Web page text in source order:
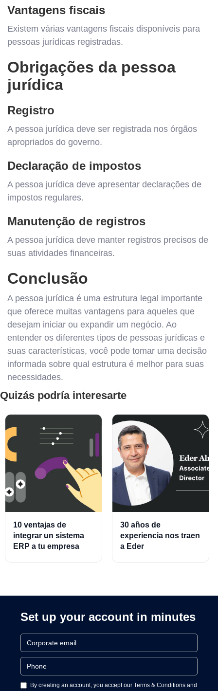
Vantagens fiscais
Existem várias vantagens fiscais disponíveis para
pessoas jurídicas registradas.
Obrigações da pessoa
jurídica
Registro
A pessoa jurídica deve ser registrada nos órgãos
apropriados do governo.
Declaração de impostos
A pessoa jurídica deve apresentar declarações de
impostos regulares.
Manutenção de registros
A pessoa jurídica deve manter registros precisos de
suas atividades financeiras.
Conclusão
A pessoa jurídica é uma estrutura legal importante
que oferece muitas vantagens para aqueles que
desejam iniciar ou expandir um negócio. Ao
entender os diferentes tipos de pessoas jurídicas e
suas características, você pode tomar uma decisão
informada sobre qual estrutura é melhor para suas
necessidades.
Quizás podría interesarte
10 ventajas de
integrar un sistema
ERP a tu empresa
30 años de
experiencia nos traen
a Eder
Set up your account in minutes
By creating an account, you accept our Terms & Conditions and